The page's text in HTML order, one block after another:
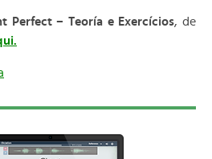
Perfect – Teoría e Exercícios, de